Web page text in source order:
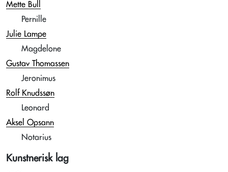
Mette Bull
Pernille
Julie Lampe
Magdelone
Gustav Thomassen
Jeronimus
Rolf Knudssøn
Leonard
Aksel Opsann
Notarius
Kunstnerisk lag